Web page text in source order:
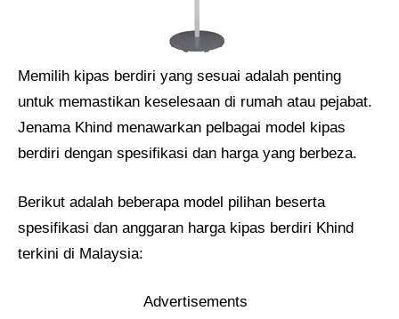
Memilih kipas berdiri yang sesuai adalah penting
untuk memastikan keselesaan di rumah atau pejabat.
Jenama Khind menawarkan pelbagai model kipas
berdiri dengan spesifikasi dan harga yang berbeza.
Berikut adalah beberapa model pilihan beserta
spesifikasi dan anggaran harga kipas berdiri Khind
terkini di Malaysia:
Advertisements